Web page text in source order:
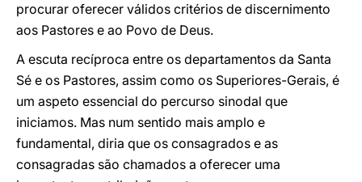
procurar oferecer válidos critérios de discernimento
aos Pastores e ao Povo de Deus.
A escuta recíproca entre os departamentos da Santa
Sé e os Pastores, assim como os Superiores-Gerais, é
um aspeto essencial do percurso sinodal que
iniciamos. Mas num sentido mais amplo e
fundamental, diria que os consagrados e as
consagradas são chamados a oferecer uma